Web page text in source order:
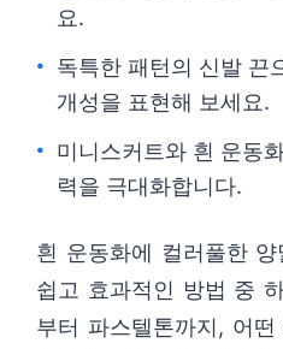
요.
독특한 패턴의 신발 끈
개성을 표현해 보세요.
미니스커트와 흰 운동
력을 극대화합니다.
흰 운동화에 컬러풀한
쉽고 효과적인 방법 중
부터 파스텔톤까지, 어